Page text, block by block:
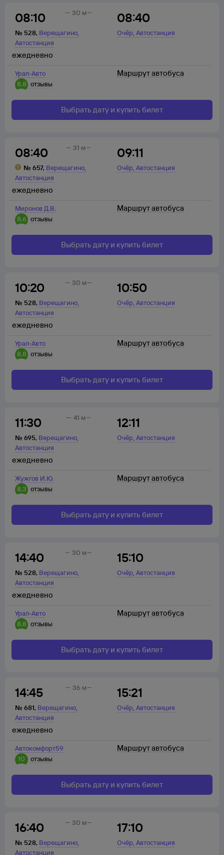
08:10
№ 528, Верещагино,
Автостанция
08:40
Очёр,Автостанция
30 м
Урал-Авто
8,8 отзывы
ежедневно
Маршрут автобуса
Выбрать дату и купить билет
08:40
№ 657, Верещагино,
Автостанция
09:11
Очёр,Автостанция
31 м
Миронов Д.В.
8,6 отзывы
ежедневно
Маршрут автобуса
Выбрать дату и купить билет
10:20
№ 528, Верещагино,
Автостанция
10:50
Очёр,Автостанция
30 м
Урал-Авто
8,8 отзывы
ежедневно
Маршрут автобуса
Выбрать дату и купить билет
11:30
№ 695, Верещагино,
Автостанция
12:11
Очёр,Автостанция
41 м
Жужгов И.Ю.
8,3 отзывы
ежедневно
Маршрут автобуса
Выбрать дату и купить билет
14:40
№ 528, Верещагино,
Автостанция
15:10
Очёр,Автостанция
30 м
Урал-Авто
8,8 отзывы
ежедневно
Маршрут автобуса
Выбрать дату и купить билет
14:45
№ 681, Верещагино,
Автостанция
15:21
Очёр,Автостанция
36 м
Автокомфорт59
10
отзывы
ежедневно
Маршрут автобуса
Выбрать дату и купить билет
16:40
№ 528, Верещагино,
Автостанция
17:10
Очёр,Автостанция
30 м